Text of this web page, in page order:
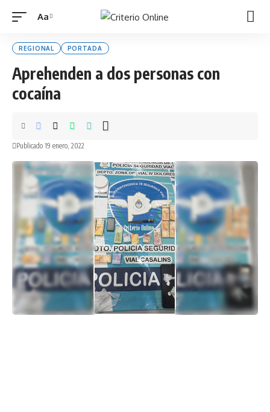
Font
Aa
REGIONAL PORTADA
Aprehenden a dos personas con
cocaína
Publicado 19 enero, 2022